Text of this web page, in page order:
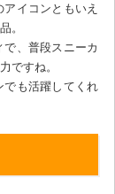
イコンともいえ
。
、普段スニーカ
ですね。
でも活躍してくれ